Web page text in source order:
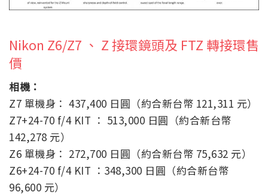
Nikon Z6/Z7 、 Z 接環鏡頭及 FTZ 轉接環售
價
相機：
Z7 單機身： 437,400 日圓（約合新台幣 121,311 元）
Z7+24-70 f/4 KIT ： 513,000 日圓（約合新台幣
142,278 元）
Z6 單機身： 272,700 日圓（約合新台幣 75,632 元）
Z6+24-70 f/4 KIT ：348,300 日圓（約合新台幣
96,600 元）